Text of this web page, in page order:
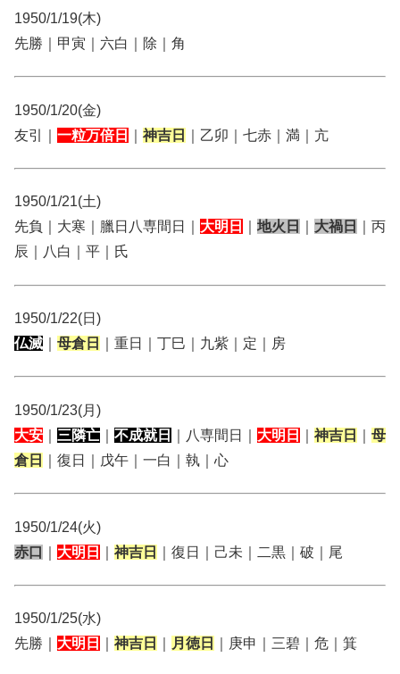
1950/1/19(木)
先勝｜甲寅｜六白｜除｜角
1950/1/20(金)
友引｜ 一粒万倍日 神吉日 ｜乙卯｜七赤｜満｜亢
1950/1/21(土)
先負｜大寒｜臘日八専間日｜ 大明日 地火日 大禍日
｜丙
辰｜八白｜平｜氏
1950/1/22(日)
仏滅
母倉日 ｜重日｜丁巳｜九紫｜定｜房
1950/1/23(月)
大安
三隣亡 不成就日 ｜八専間日｜ 大明日 神吉日
母
倉日
｜復日｜戊午｜一白｜執｜心
1950/1/24(火)
赤口
大明日 神吉日 ｜復日｜己未｜二黒｜破｜尾
1950/1/25(水)
先勝｜ 大明日 神吉日 月徳日 ｜庚申｜三碧｜危｜箕